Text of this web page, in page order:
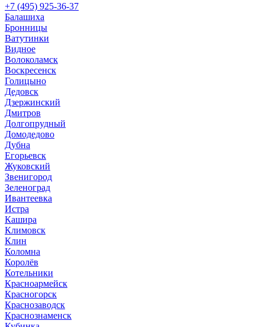
+7 (495) 925-36-37
Балашиха
Бронницы
Ватутинки
Видное
Волоколамск
Воскресенск
Голицыно
Дедовск
Дзержинский
Дмитров
Долгопрудный
Домодедово
Дубна
Егорьевск
Жуковский
Звенигород
Зеленоград
Ивантеевка
Истра
Кашира
Климовск
Клин
Коломна
Королёв
Котельники
Красноармейск
Красногорск
Краснозаводск
Краснознаменск